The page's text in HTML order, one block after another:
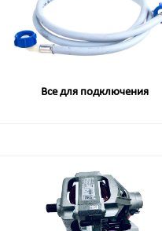
Все для подключения